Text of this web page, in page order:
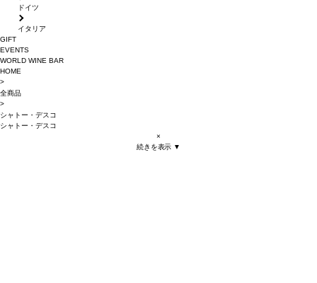
ドイツ
イタリア
GIFT
EVENTS
WORLD WINE BAR
HOME
>
全商品
>
シャトー・デスコ
シャトー・デスコ
×
続きを表示 ▼